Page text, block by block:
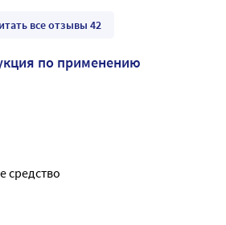
все отзывы 42
по применению
средство